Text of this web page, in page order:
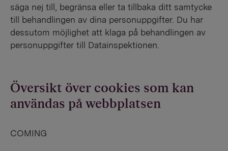
säga nej till, begränsa eller ta tillbaka ditt samtycke
till behandlingen av dina personuppgifter. Du har
dessutom möjlighet att klaga på behandlingen av
personuppgifter till Datainspektionen.
Översikt över cookies som kan
användas på webbplatsen
COMING